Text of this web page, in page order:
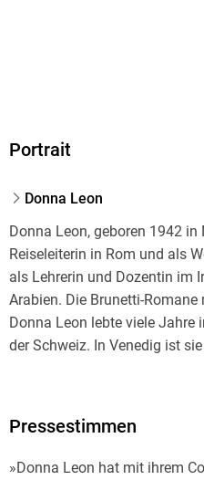
Portrait
Donna Leon
Donna Leon, geboren 1942 in
Reiseleiterin in Rom und als
als Lehrerin und Dozentin im
Arabien. Die Brunetti-
Donna Leon lebte viele Jahre
der Schweiz. In Venedig ist
Pressestimmen
»Donna Leon hat mit ihrem